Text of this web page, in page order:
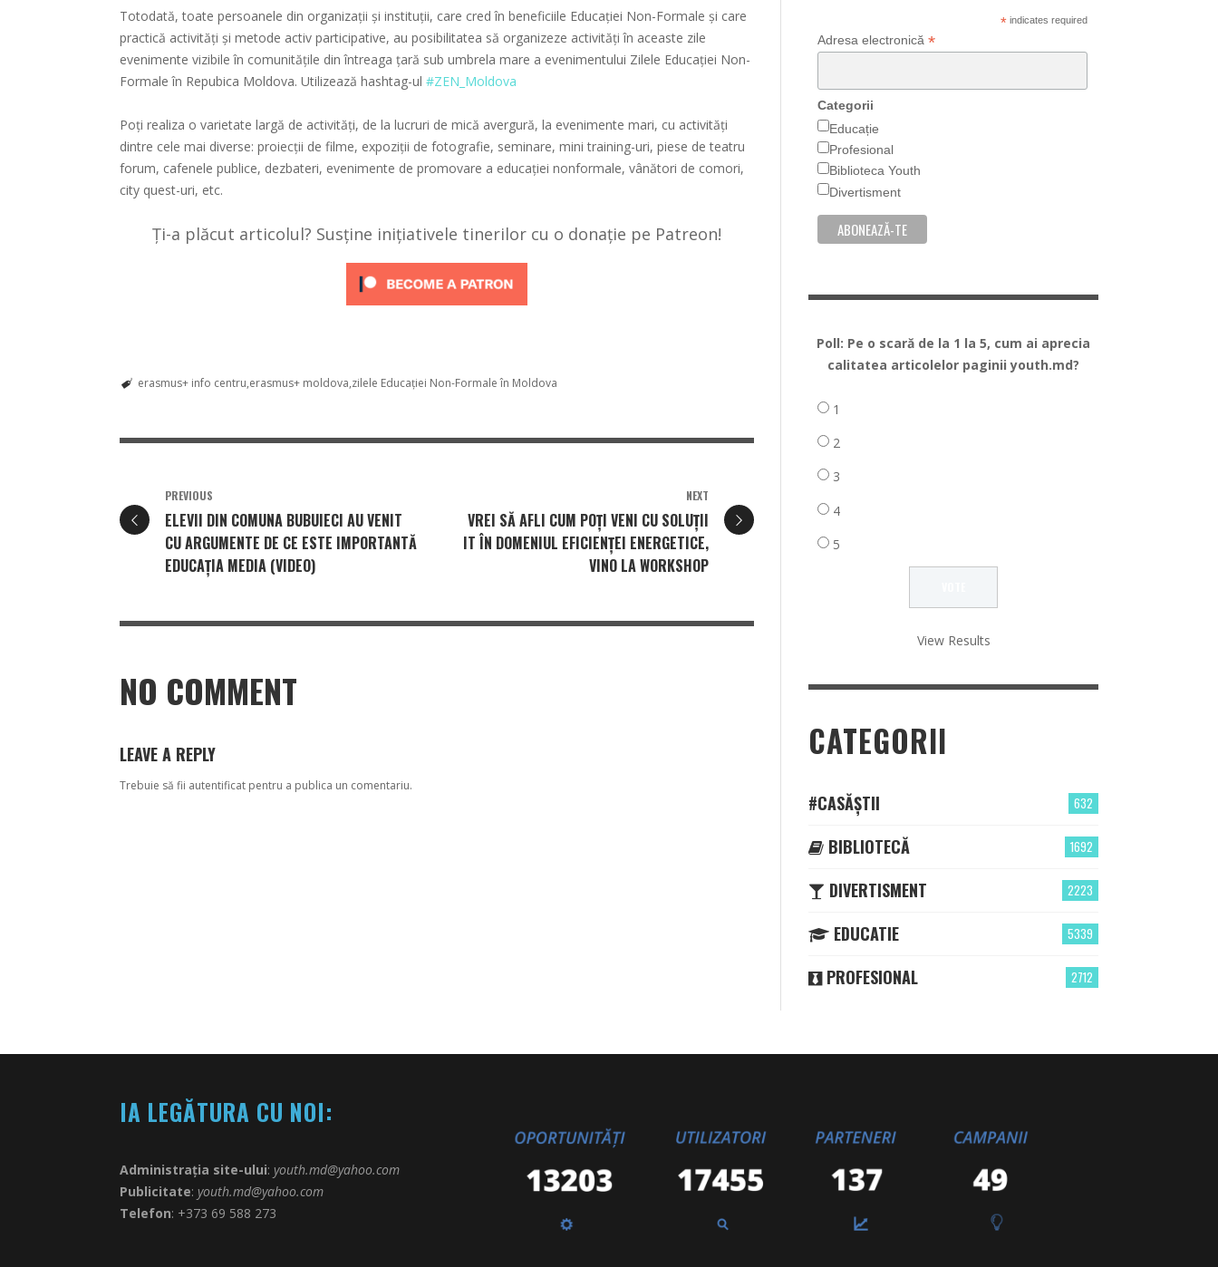
Totodată, toate persoanele din organizaţii și instituţii, care cred în beneficiile Educaţiei Non-Formale şi care
practică activităţi şi metode activ participative, au posibilitatea să organizeze activități în aceaste zile
evenimente vizibile în comunităţile din întreaga ţară sub umbrela mare a evenimentului Zilele Educaţiei Non-
Formale în️ Repubica Moldova. Utilizează hashtag-ul #ZEN_Moldova
Poți realiza o varietate largă de activităţi, de la lucruri de mică avergură, la evenimente mari, cu activităţi
dintre cele mai diverse: proiecţii de filme, expoziţii de fotografie, seminare, mini training-uri, piese de teatru
forum, cafenele publice, dezbateri, evenimente de promovare a educaţiei nonformale, vânători de comori,
city quest-uri, etc.
Ți-a plăcut articolul? Susține inițiativele tinerilor cu o donație pe Patreon!
erasmus+ info centru erasmus+ moldova zilele Educaţiei Non-Formale în Moldova
PREVIOUS
ELEVII DIN COMUNA BUBUIECI AU VENIT
CU ARGUMENTE DE CE ESTE IMPORTANTĂ
EDUCAȚIA MEDIA (VIDEO)
NEXT
VREI SĂ AFLI CUM POȚI VENI CU SOLUȚII
IT ÎN DOMENIUL EFICIENȚEI ENERGETICE,
VINO LA WORKSHOP
NO COMMENT
LEAVE A REPLY
Trebuie să fii autentificat pentru a publica un comentariu.
*indicates required
Adresa electronică *
Categorii
Educație
Profesional
Biblioteca Youth
Divertisment
Poll: Pe o scară de la 1 la 5, cum ai aprecia
calitatea articolelor paginii youth.md?
1
2
3
4
5
View Results
CATEGORII
632
#CASĂȘTII
1692
BIBLIOTECĂ
2223
DIVERTISMENT
5339
EDUCATIE
2712
PROFESIONAL
IA LEGĂTURA CU NOI:
Administrația site-ului: youth.md@yahoo.com
Publicitate: youth.md@yahoo.com
Telefon: +373 69 588 273